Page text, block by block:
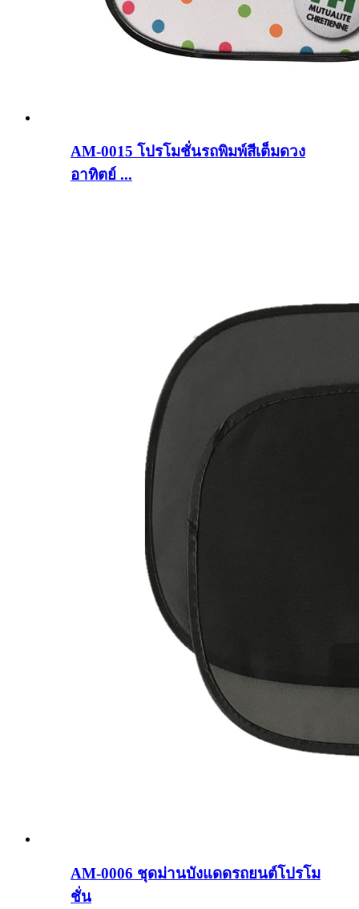
AM-0015 โปรโมชั่นรถพิมพ์สีเต็มดวง
อาทิตย์ ...
AM-0006 ชุดม่านบังแดดรถยนต์โปรโม
ชั่น